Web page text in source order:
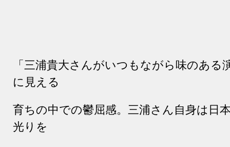
「三浦貴大さんがいつもながら味のある
に見える
育ちの中での鬱屈感。三浦さん自身は日
光りを